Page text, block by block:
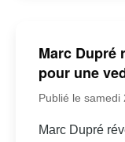
Marc Dupré
pour une
Publié le
Marc Dupré